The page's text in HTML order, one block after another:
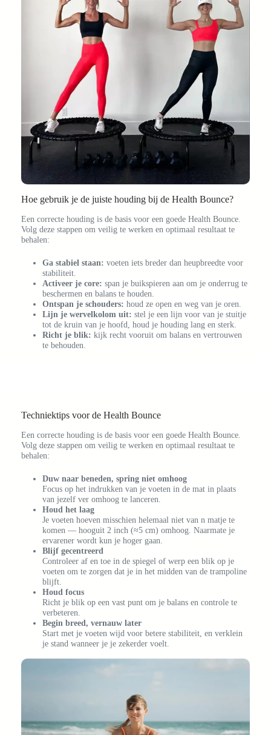
Hoe gebruik je de juiste houding bij de Health Bounce?
Een correcte houding is de basis voor een goede Health Bounce.
Volg deze stappen om veilig te werken en optimaal resultaat te
behalen:
Ga stabiel staan:voeten iets breder dan heupbreedte voor
stabiliteit.
Activeer je core:span je buikspieren aan om je onderrug te
beschermen en balans te houden.
Ontspan je schouders: houd ze open en weg van je oren.
Lijn je wervelkolom uit: stel je een lijn voor van je stuitje
tot de kruin van je hoofd, houd je houding lang en sterk.
Richt je blik: kijk recht vooruit om balans en vertrouwen
te behouden.
Techniektips voor de Health Bounce
Een correcte houding is de basis voor een goede Health Bounce.
Volg deze stappen om veilig te werken en optimaal resultaat te
behalen:
Duw naar beneden, spring niet omhoog
Focus op het indrukken van je voeten in de mat in plaats
van jezelf ver omhoog te lanceren.
Houd het laag
Je voeten hoeven misschien helemaal niet van n matje te
komen — hooguit 2 inch (≈5 cm) omhoog. Naarmate je
ervarener wordt kun je hoger gaan.
Blijf gecentreerd
Controleer af en toe in de spiegel of werp een blik op je
voeten om te zorgen dat je in het midden van de trampoline
blijft.
Houd focus
Richt je blik op een vast punt om je balans en controle te
verbeteren.
Begin breed, vernauw later
Start met je voeten wijd voor betere stabiliteit, en verklein
je stand wanneer je je zekerder voelt.